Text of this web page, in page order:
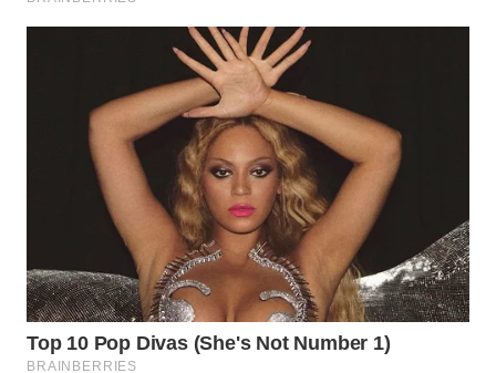
WN
DANAU
WN
TAPANULI
SELATAN